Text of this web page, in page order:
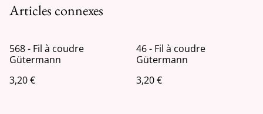
Articles connexes
568 - Fil à coudre
Gütermann
3,20 €
46 - Fil à coudre
Gütermann
3,20 €